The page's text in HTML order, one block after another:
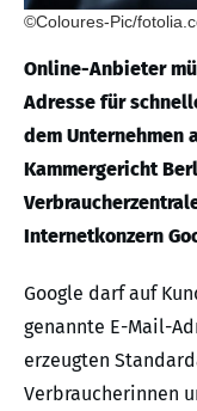
©Coloures-Pic/
Online-Anbieter
Adresse für
dem Unternehmen
Kammergericht
Internetkonzern
Google darf auf
genannte E-Mail-
erzeugten
Verbraucherinnen